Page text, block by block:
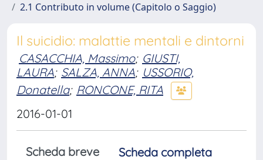
2.1 Contributo in volume (Capitolo o Saggio)
Il suicidio: malattie mentali e dintorni
CASACCHIA, Massimo; GIUSTI,
LAURA; SALZA, ANNA; USSORIO,
Donatella; RONCONE, RITA
2016-01-01
Scheda breve
Scheda completa